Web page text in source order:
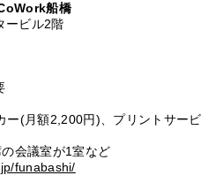
船橋
ビル2階
ー(月額2,200円)、プリントサービ
会議室が1室など
funabashi/